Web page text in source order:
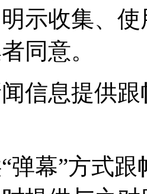
示收集、
同意。
闻信息提供
“弹幕”方式